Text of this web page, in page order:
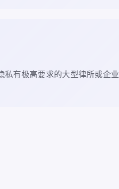
私有极高要求的大型律所或企业